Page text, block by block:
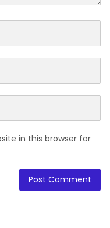
in this browser for